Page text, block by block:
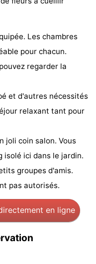
Les chambres
pour chacun.
regarder la
et d'autres nécessités
relaxant tant pour
joli coin salon. Vous
isolé ici dans le jardin.
groupes d'amis.
pas autorisés.
en ligne